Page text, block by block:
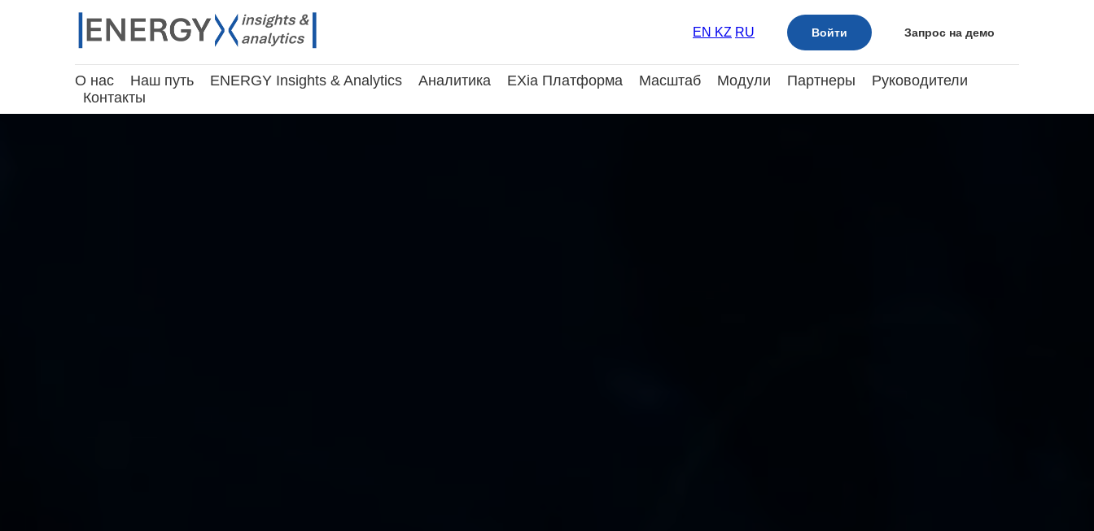
EN KZ RU Войти Запрос на демо
О нас Наш путь ENERGY Insights & Analytics Аналитика EXia Платформа Масштаб Модули Партнеры
Руководители
Контакты